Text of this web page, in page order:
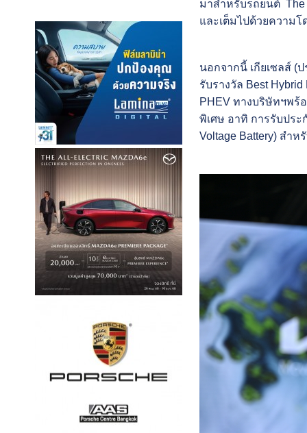
มาสําหรับรถยนต์ The
และเต็มไปด้วยความ
นอกจากนี้ เกียเซลส์ (
รับรางวัล Best Hybrid
PHEV ทางบริษัทฯพร้
พิเศษ อาทิ การรับปร
Voltage Battery) สำ